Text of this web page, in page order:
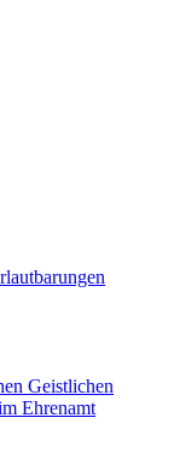
Geistlichen
Ehrenamt